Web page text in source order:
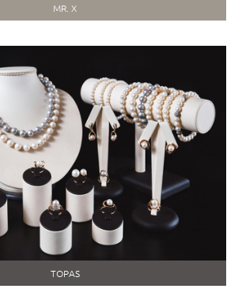
MR. X
TOPAS